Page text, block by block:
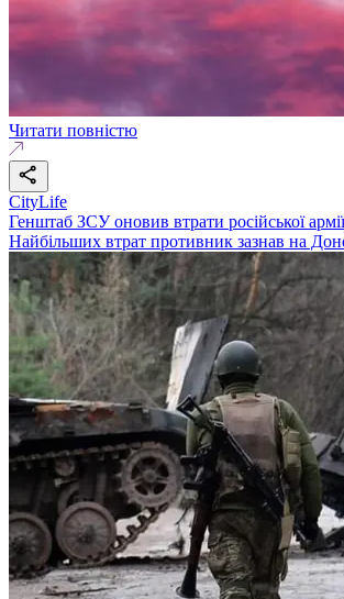
Читати повністю
CityLife
Генштаб ЗСУ оновив втрати російської армії
Найбільших втрат противник зазнав на